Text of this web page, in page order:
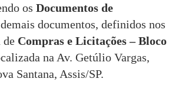
os Documentos de
documentos, definidos nos
de Compras e Licitações – Bloco
na Av. Getúlio Vargas,
Santana, Assis/SP.